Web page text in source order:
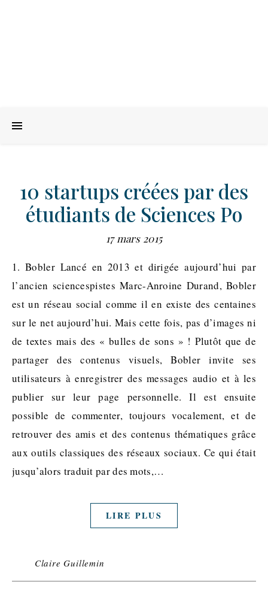
10 startups créées par des
étudiants de Sciences Po
17 mars 2015
1. Bobler Lancé en 2013 et dirigée aujourd’hui par
l’ancien sciencespistes Marc-Anroine Durand, Bobler
est un réseau social comme il en existe des centaines
sur le net aujourd’hui. Mais cette fois, pas d’images ni
de textes mais des « bulles de sons » ! Plutôt que de
partager des contenus visuels, Bobler invite ses
utilisateurs à enregistrer des messages audio et à les
publier sur leur page personnelle. Il est ensuite
possible de commenter, toujours vocalement, et de
retrouver des amis et des contenus thématiques grâce
aux outils classiques des réseaux sociaux. Ce qui était
jusqu’alors traduit par des mots,…
LIRE PLUS
Claire Guillemin